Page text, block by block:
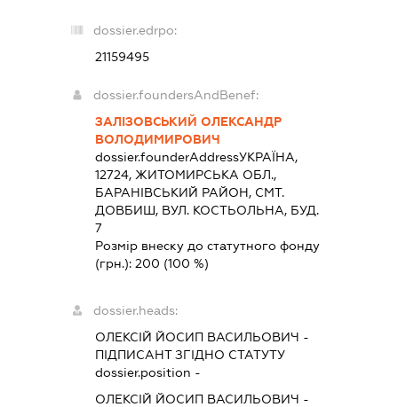
dossier.edrpo:
21159495
dossier.foundersAndBenef:
ЗАЛІЗОВСЬКИЙ ОЛЕКСАНДР
ВОЛОДИМИРОВИЧ
dossier.founderAddressУКРАЇНА,
12724, ЖИТОМИРСЬКА ОБЛ.,
БАРАНIВСЬКИЙ РАЙОН, СМТ.
ДОВБИШ, ВУЛ. КОСТЬОЛЬНА, БУД.
7
Розмір внеску до статутного фонду
(грн.): 200 (100 %)
dossier.heads:
ОЛЕКСІЙ ЙОСИП ВАСИЛЬОВИЧ -
ПІДПИСАНТЗГІДНО СТАТУТУ
dossier.position -
ОЛЕКСІЙ ЙОСИП ВАСИЛЬОВИЧ -